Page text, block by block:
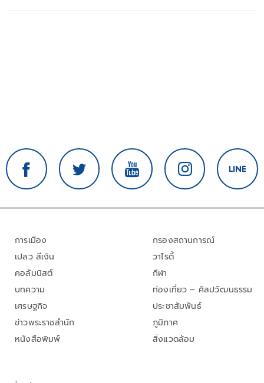
การเมือง
เปลว สีเงิน
คอลัมนิสต์
บทความ
เศรษฐกิจ
ข่าวพระราชสำนัก
หนังสือพิมพ์
กรองสถานการณ์
วาไรตี้
กีฬา
ท่องเที่ยว – ศิลปวัฒนธรรม
ประชาสัมพันธ์
ภูมิภาค
สิ่งแวดล้อม